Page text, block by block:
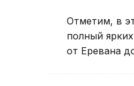
Отметим, в
полный
от Еревана